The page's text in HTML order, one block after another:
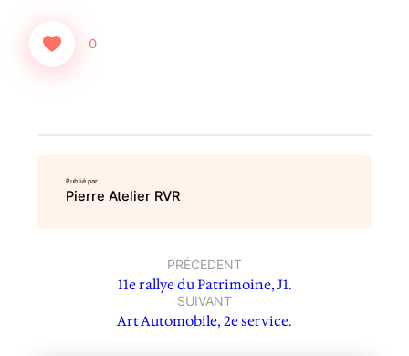
0
Publié par
Pierre Atelier RVR
PRÉCÉDENT
11e rallye du Patrimoine, J1.
SUIVANT
Art Automobile, 2e service.